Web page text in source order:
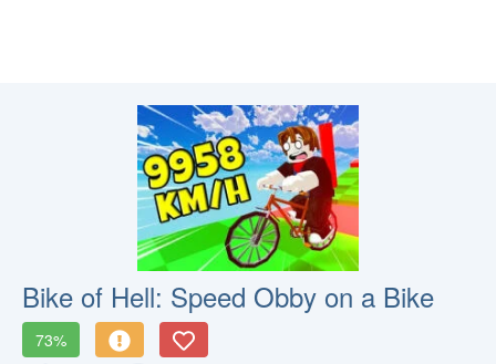
Bike of Hell: Speed Obby on a Bike
73%